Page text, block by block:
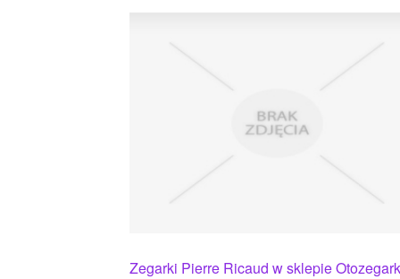
Zegarki Pierre Ricaud w sklepie